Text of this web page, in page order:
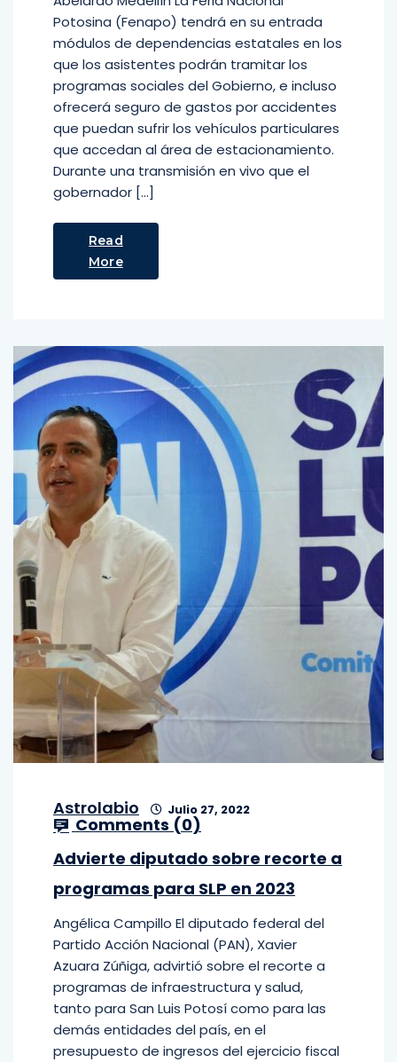
Potosina (Fenapo) tendrá en su entrada
módulos de dependencias estatales en los
que los asistentes podrán tramitar los
programas sociales del Gobierno, e incluso
ofrecerá seguro de gastos por accidentes
que puedan sufrir los vehículos particulares
que accedan al área de estacionamiento.
Durante una transmisión en vivo que el
gobernador […]
Read
More
Astrolabio Julio 27, 2022
Comments (0)
Advierte diputado sobre recorte a
programas para SLP en 2023
Angélica Campillo El diputado federal del
Partido Acción Nacional (PAN), Xavier
Azuara Zúñiga, advirtió sobre el recorte a
programas de infraestructura y salud,
tanto para San Luis Potosí como para las
demás entidades del país, en el
presupuesto de ingresos del ejercicio fiscal